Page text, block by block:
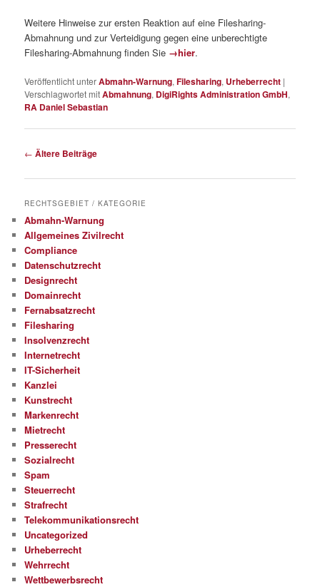
Weitere Hinweise zur ersten Reaktion auf eine Filesharing-
Abmahnung und zur Verteidigung gegen eine unberechtigte
Filesharing-Abmahnung finden Sie →hier.
Veröffentlicht unterAbmahn-Warnung,Filesharing, Urheberrecht |
Verschlagwortet mitAbmahnung, DigiRights Administration GmbH,
RA Daniel Sebastian
Beitragsnavigation
← Ältere Beiträge
RECHTSGEBIET / KATEGORIE
Abmahn-Warnung
Allgemeines Zivilrecht
Compliance
Datenschutzrecht
Designrecht
Domainrecht
Fernabsatzrecht
Filesharing
Insolvenzrecht
Internetrecht
IT-Sicherheit
Kanzlei
Kunstrecht
Markenrecht
Mietrecht
Presserecht
Sozialrecht
Spam
Steuerrecht
Strafrecht
Telekommunikationsrecht
Uncategorized
Urheberrecht
Wehrrecht
Wettbewerbsrecht